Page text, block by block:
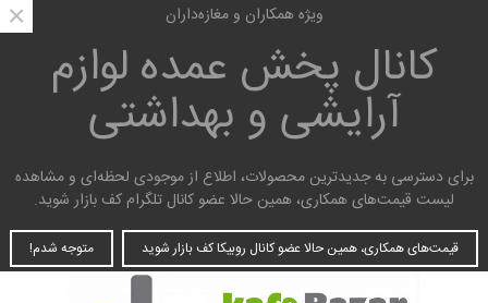
ویژه همکاران و مغازه‌داران
کانال پخش عمدهلوازم
آرایشی و بهداشتی
برای دسترسی به جدیدترین محصولات، اطلاع از موجودی لحظه‌ای و مشاهده
لیست قیمت‌های همکاری، همین حالا عضو کانال تلگرام کف بازار شوید.
قیمت‌های همکاری، همین حالا عضو کانال روبیکا کف بازار شوید متوجه شدم!
×